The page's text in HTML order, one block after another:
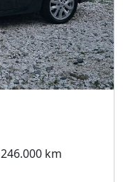
246.000 km